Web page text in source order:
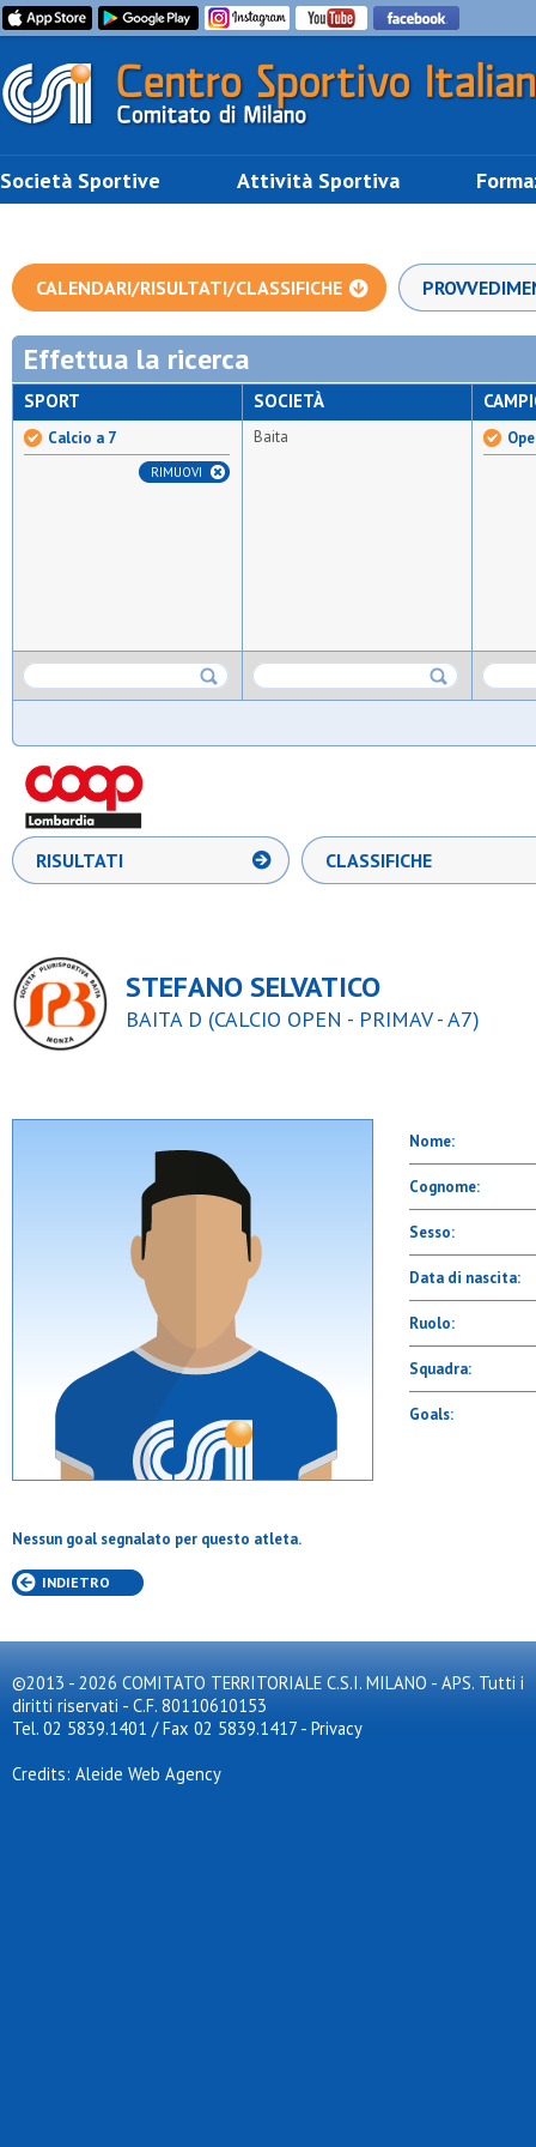
Società Sportive Attività Sportiva
CALENDARI/RISULTATI/CLASSIFICHE
Effettua la ricerca
SPORT
Calcio a 7
RIMUOVI
SOCIETÀ
Baita
RISULTATI CLASSIFICHE
STEFANO SELVATICO
BAITA D (CALCIO OPEN - PRIMAV - A7)
Nome:
Cognome:
Sesso:
Data di nascita:
Ruolo:
Squadra:
Goals:
Nessun goal segnalato per questo atleta.
INDIETRO
©2013 - 2026 COMITATO TERRITORIALE C.S.I. MILANO - APS. Tutti i
diritti riservati - C.F. 80110610153
Tel. 02 5839.1401 / Fax 02 5839.1417 - Privacy
Credits: Aleide Web Agency